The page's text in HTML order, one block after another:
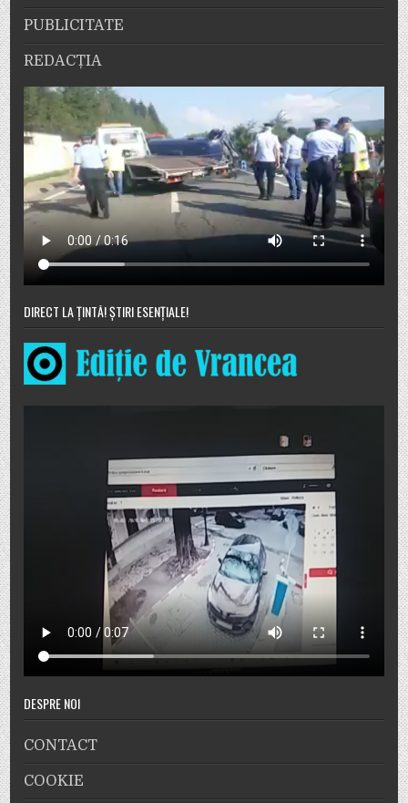
PUBLICITATE
REDACȚIA
DIRECT LA ȚINTĂ! ȘTIRI ESENȚIALE!
DESPRE NOI
CONTACT
COOKIE